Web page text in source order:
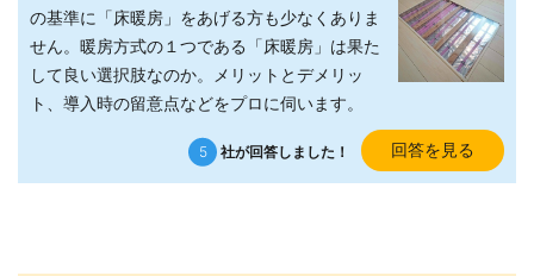
の基準に「床暖房」をあげる方も少なくありま
せん。暖房方式の１つである「床暖房」は果た
して良い選択肢なのか。メリットとデメリッ
ト、導入時の留意点などをプロに伺います。
回答を見る
5 社が回答しました！